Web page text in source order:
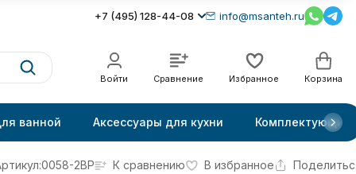
+7 (495) 128-44-08 info@msanteh.ru
Войти Сравнение Избранное Корзина
ванной Аксессуары для кухни Комплектующие
0058-2BP К сравнению В избранное